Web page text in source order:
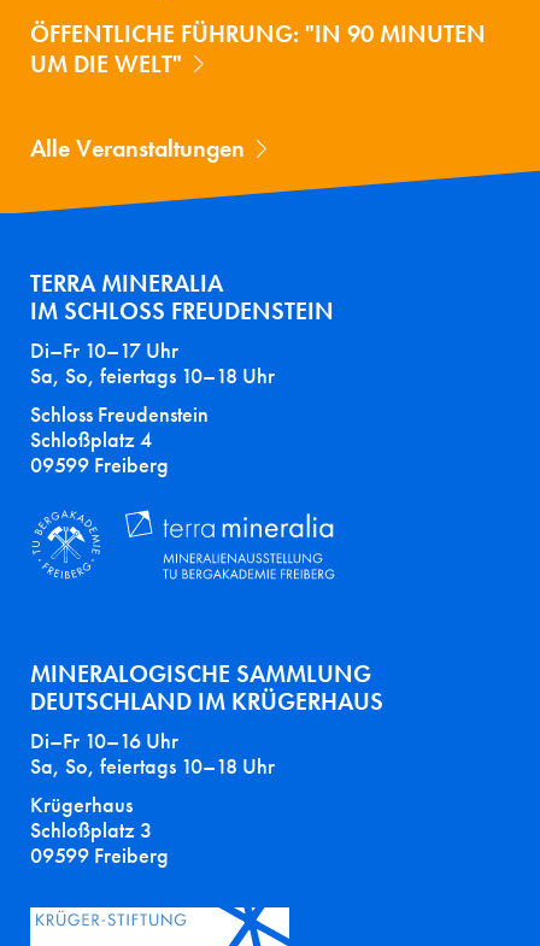
ÖFFENTLICHE FÜHRUNG: "IN 90 MINUTEN
UM DIE WELT"
Alle Veranstaltungen
TERRA MINERALIA
IM SCHLOSS FREUDENSTEIN
Di–Fr 10–17 Uhr
Sa, So, feiertags 10–18 Uhr
Schloss Freudenstein
Schloßplatz 4
09599 Freiberg
MINERALOGISCHE SAMMLUNG
DEUTSCHLAND IM KRÜGERHAUS
Di–Fr 10–16 Uhr
Sa, So, feiertags 10–18 Uhr
Krügerhaus
Schloßplatz 3
09599 Freiberg